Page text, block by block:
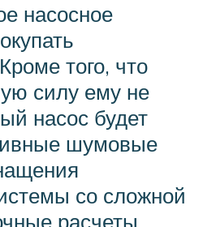
насосное
того, что
силу ему не
насос будет
шумовые
со сложной
расчеты